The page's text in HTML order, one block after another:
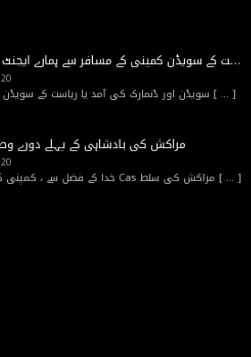
سویڈن اور ڈنمارک کی آمد یا ریاست کے سویڈن کمپنی کے مسافر سے ہمارے ایجنٹ کے ساتھ
سویڈن اور ڈنمارک کی آمد یا ریاست کے سویڈن کمپنی کے [ ... ]
مراکش کی بادشاہی کے پہلے دورے
خدا کے فضل سے ، کمپنی کا پہلا دور Cas مراکش کی سلط [ ... ]